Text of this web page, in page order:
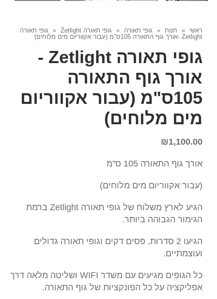
ראשי » חנות » גופי תאורה » גופי תאורה Zetlight »
גופי תאורה
Zetlight -אורך גוף התאורה 105ס"מ (עבור אקווריום מים מלוחים)
גופי תאורה Zetlight -
אורך גוף התאורה
105ס"מ (עבור אקווריום
מים מלוחים)
₪1,100.00
אורך גוף התאורה 105 ס"מ
(עבור אקווריום מים מלוחים)
הגיע לארץ משלוח של גופי תאורה Zetlight ברמת
הגימור הגבוהה ביותר.
הגיעו 2 סדרות, פסים דקים וגופי תאורה גדולים
ועוצמתיים.
כל הגופים מגיעים עם משדר WIFI ושליטה מלאה דרך
אפליקציה על כל הפונקציות של גוף התאורה.